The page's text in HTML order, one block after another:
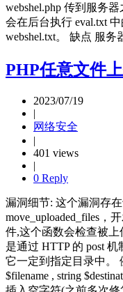
webshel.php 传到服务
会在后台执行 eval.txt
webshel.txt。 缺点 服务
PHP任意文件
2023/07/19
|
网络安全
|
401 views
|
0 Reply
漏洞细节: 这个漏洞存
move_uploaded_files，
件,这个函数会检查被
是通过 HTTP 的 post
它一定到指定目录中。
$filename , string